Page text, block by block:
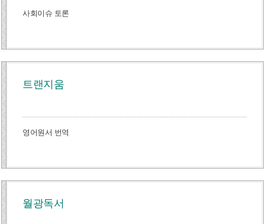
사회이슈 토론
트랜지움
영어원서 번역
월광독서